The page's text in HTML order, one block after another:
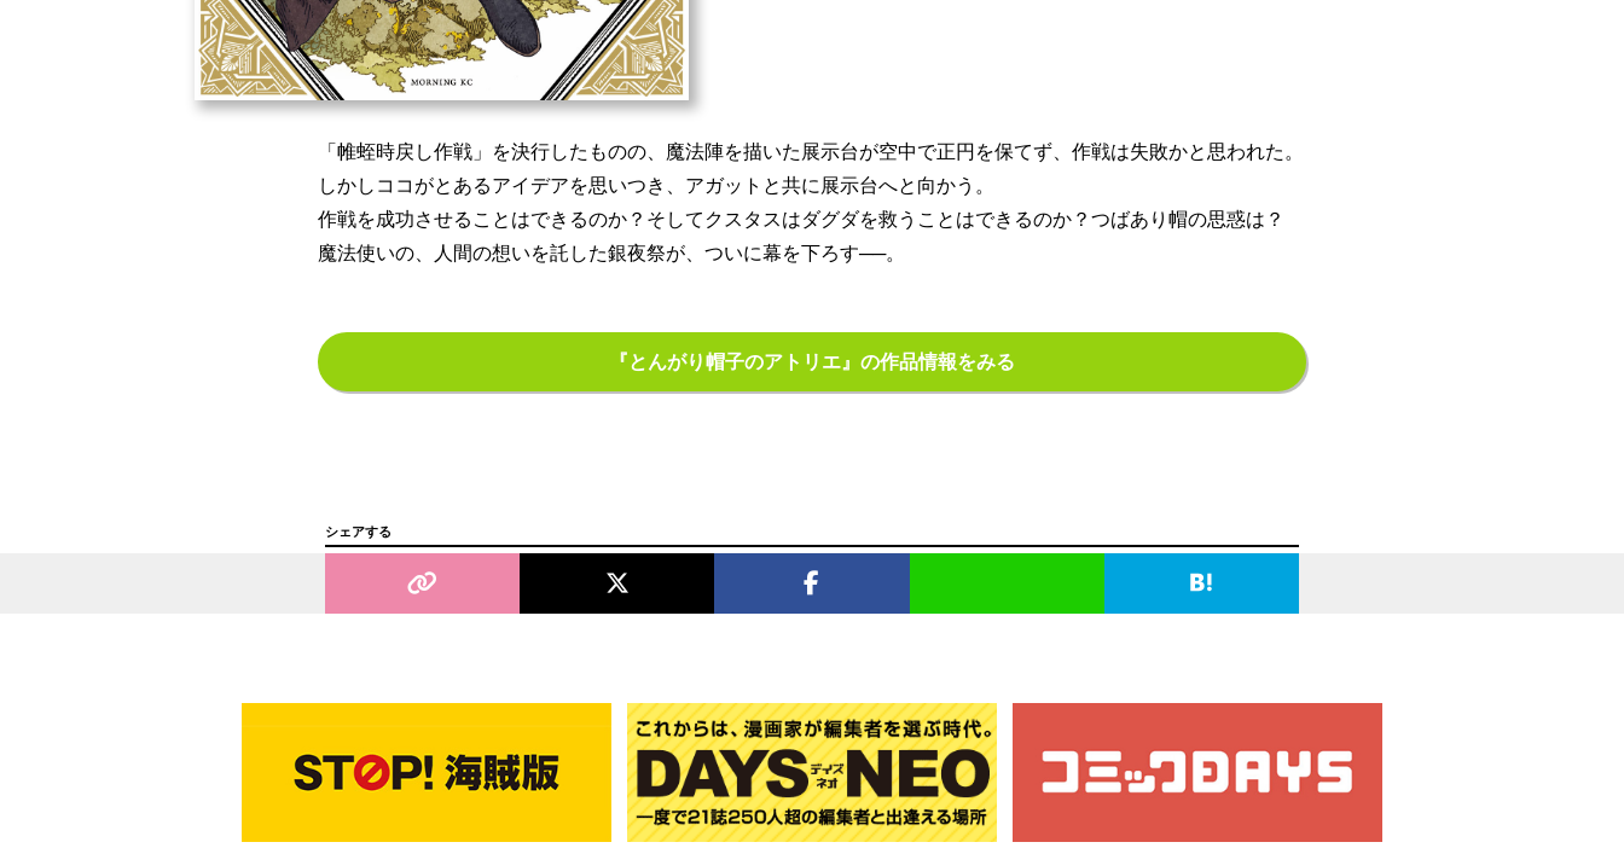
「帷蛭時戻し作戦」を決行したものの、魔法陣を描いた展示台が空中で正円を保てず、作戦は失敗かと思われた。
しかしココがとあるアイデアを思いつき、アガットと共に展示台へと向かう。
作戦を成功させることはできるのか？そしてクスタスはダグダを救うことはできるのか？つばあり帽の思惑は？
魔法使いの、人間の想いを託した銀夜祭が、ついに幕を下ろす──。
『とんがり帽子のアトリエ』の作品情報をみる
シェアする